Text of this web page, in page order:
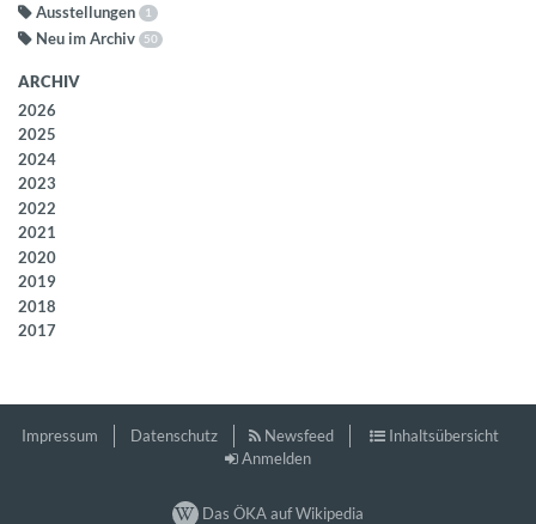
Ausstellungen 1
Neu im Archiv 50
ARCHIV
2026
2025
2024
2023
2022
2021
2020
2019
2018
2017
Impressum Datenschutz Newsfeed
Inhaltsübersicht
Anmelden
Das ÖKA auf Wikipedia